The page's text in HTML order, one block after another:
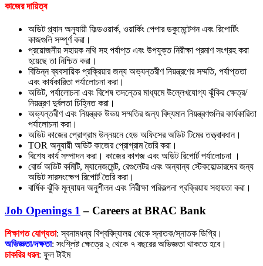
কাজের দায়িত্ব
অডিট প্ল্যান অনুযায়ী ফিল্ডওয়ার্ক, ওয়ার্কিং পেপার ডকুমেন্টেশন এবং রিপোর্টিং
কাজগুলি সম্পূর্ণ করা।
প্রয়োজনীয় সহায়ক নথি সহ পর্যাপ্ত এবং উপযুক্ত নিরীক্ষা প্রমাণ সংগ্রহ করা
হয়েছে তা নিশ্চিত করা।
বিভিন্ন ব্যবসায়িক প্রক্রিয়ার জন্য অভ্যন্তরীণ নিয়ন্ত্রণের সম্মতি, পর্যাপ্ততা
এবং কার্যকারিতা পর্যালোচনা করা।
অডিট, পর্যালোচনা এবং বিশেষ তদন্তের মাধ্যমে উল্লেখযোগ্য ঝুঁকির ক্ষেত্র/
নিয়ন্ত্রণ দুর্বলতা চিহ্নিত করা।
অভ্যন্তরীণ এবং নিয়ন্ত্রক উভয় সম্মতির জন্য বিদ্যমান নিয়ন্ত্রণগুলির কার্যকারিতা
পর্যালোচনা করা।
অডিট কাজের প্রোগ্রাম উন্নয়নে হেড অফিসের অডিট টিমের তত্ত্বাবধান।
TOR অনুযায়ী অডিট কাজের প্রোগ্রাম তৈরি করা।
বিশেষ কার্য সম্পাদন করা। কাজের কাগজ এবং অডিট রিপোর্ট পর্যালোচনা ।
বোর্ড অডিট কমিটি, ম্যানেজমেন্ট, রেগুলেটর এবং অন্যান্য স্টেকহোল্ডারদের জন্য
অডিট সারসংক্ষেপ রিপোর্ট তৈরি করা।
বার্ষিক ঝুঁকি মূল্যায়ন অনুশীলন এবং নিরীক্ষা পরিকল্পনা প্রক্রিয়ায় সহায়তা করা।
Job Openings 1 – Careers at BRAC Bank
শিক্ষাগত যোগ্যতা: স্বনামধন্য বিশ্ববিদ্যালয় থেকে স্নাতক/স্নাতক ডিগ্রি।
অভিজ্ঞতা/দক্ষতা: সংশ্লিষ্ট ক্ষেত্রে ২ থেকে ৭ বছরের অভিজ্ঞতা থাকতে হবে।
চাকরির ধরন: ফুল টাইম